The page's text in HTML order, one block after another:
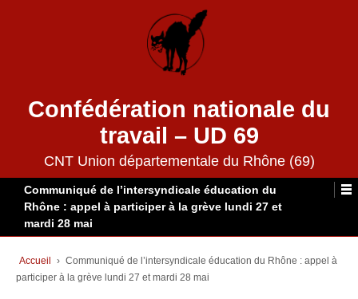
Confédération nationale du
travail – UD 69
CNT Union départementale du Rhône (69)
Communiqué de l’intersyndicale éducation du
Rhône : appel à participer à la grève lundi 27 et
mardi 28 mai
Accueil › Communiqué de l’intersyndicale éducation du Rhône : appel à
participer à la grève lundi 27 et mardi 28 mai